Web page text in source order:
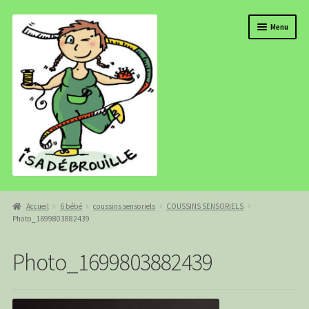
navigation
au
Menu
BOUTIQUE
ISADEBROUILLE
AGENDA
Accueil 6 bébé coussins sensoriels
COUSSINS SENSORIELS
Photo_1699803882439
Photo_1699803882439